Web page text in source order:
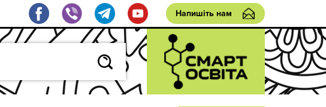
Напишіть нам